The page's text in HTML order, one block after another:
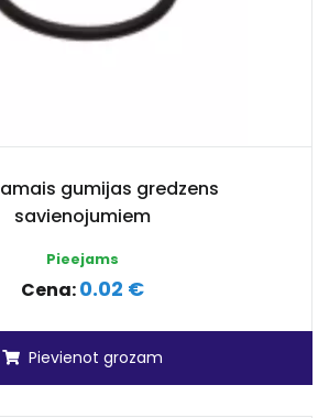
gumijas gredzens
savienojumiem
Pieejams
Cena:0.02 €
Pievienot grozam